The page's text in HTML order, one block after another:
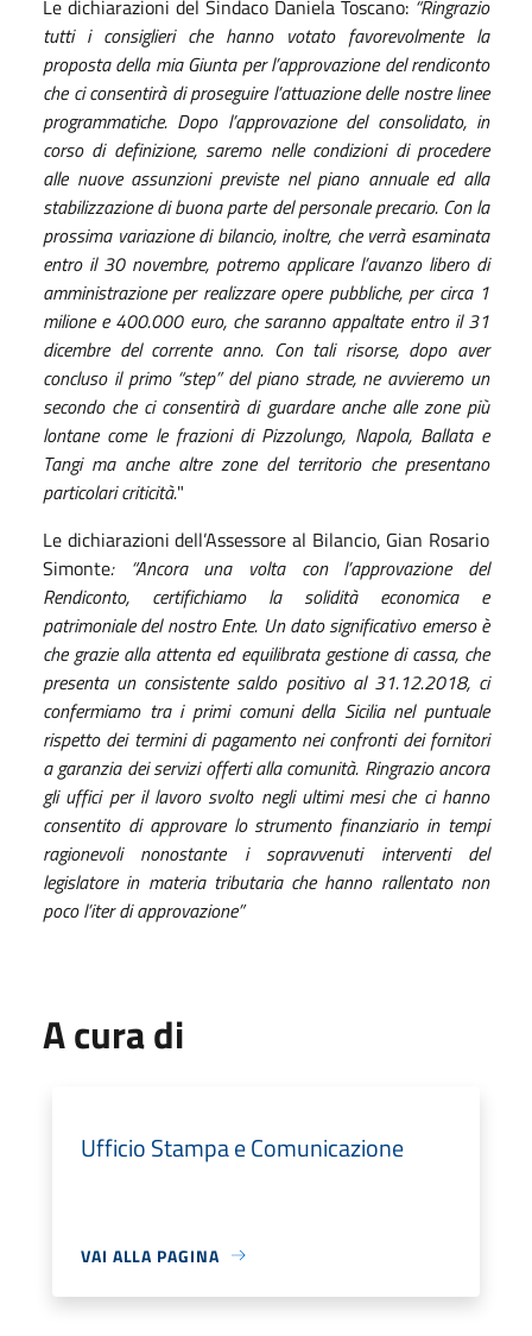
Le dichiarazioni del Sindaco Daniela Toscano: “Ringrazio
tutti i consiglieri che hanno votato favorevolmente la
proposta della mia Giunta per l’approvazione del rendiconto
che ci consentirà di proseguire l’attuazione delle nostre linee
programmatiche. Dopo l’approvazione del consolidato, in
corso di definizione, saremo nelle condizioni di procedere
alle nuove assunzioni previste nel piano annuale ed alla
stabilizzazione di buona parte del personale precario. Con la
prossima variazione di bilancio, inoltre, che verrà esaminata
entro il 30 novembre, potremo applicare l’avanzo libero di
amministrazione per realizzare opere pubbliche, per circa 1
milione e 400.000 euro, che saranno appaltate entro il 31
dicembre del corrente anno. Con tali risorse, dopo aver
concluso il primo “step” del piano strade, ne avvieremo un
secondo che ci consentirà di guardare anche alle zone più
lontane come le frazioni di Pizzolungo, Napola, Ballata e
Tangi ma anche altre zone del territorio che presentano
particolari criticità."
Le dichiarazioni dell’Assessore al Bilancio, Gian Rosario
Simonte: “Ancora una volta con l’approvazione del
Rendiconto, certifichiamo la solidità economica e
patrimoniale del nostro Ente. Un dato significativo emerso è
che grazie alla attenta ed equilibrata gestione di cassa, che
presenta un consistente saldo positivo al 31.12.2018, ci
confermiamo tra i primi comuni della Sicilia nel puntuale
rispetto dei termini di pagamento nei confronti dei fornitori
a garanzia dei servizi offerti alla comunità. Ringrazio ancora
gli uffici per il lavoro svolto negli ultimi mesi che ci hanno
consentito di approvare lo strumento finanziario in tempi
ragionevoli nonostante i sopravvenuti interventi del
legislatore in materia tributaria che hanno rallentato non
poco l’iter di approvazione”
A cura di
Ufficio Stampa e Comunicazione
VAI ALLA PAGINA